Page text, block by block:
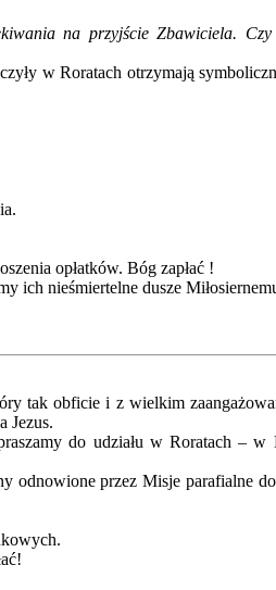
na przyjście Zbawiciela.
w Roratach otrzymają
opłatków. Bóg zapłać !
ich nieśmiertelne dusze
tak obficie i z wielkim
Jezus.
do udziału w Roratach – w
odnowione przez Misje parafialne